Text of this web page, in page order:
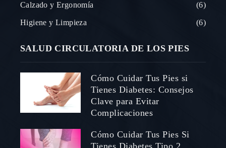
Calzado y Ergonomía 6
Higiene y Limpieza 6
SALUD CIRCULATORIA DE LOS PIES
Cómo Cuidar Tus Pies si
Tienes Diabetes: Consejos
Clave para Evitar
Complicaciones
Cómo Cuidar Tus Pies Si